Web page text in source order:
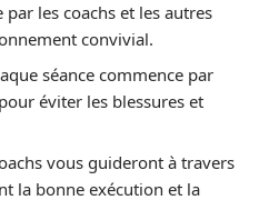
les coachs et les autres
convivial.
séance commence par
éviter les blessures et
vous guideront à travers
la bonne exécution et la